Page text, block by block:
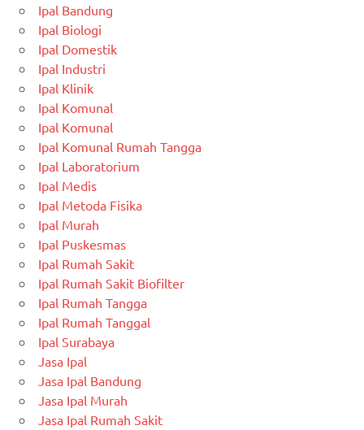
Ipal Bandung
Ipal Biologi
Ipal Domestik
Ipal Industri
Ipal Klinik
Ipal Komunal
Ipal Komunal
Ipal Komunal Rumah Tangga
Ipal Laboratorium
Ipal Medis
Ipal Metoda Fisika
Ipal Murah
Ipal Puskesmas
Ipal Rumah Sakit
Ipal Rumah Sakit Biofilter
Ipal Rumah Tangga
Ipal Rumah Tanggal
Ipal Surabaya
Jasa Ipal
Jasa Ipal Bandung
Jasa Ipal Murah
Jasa Ipal Rumah Sakit